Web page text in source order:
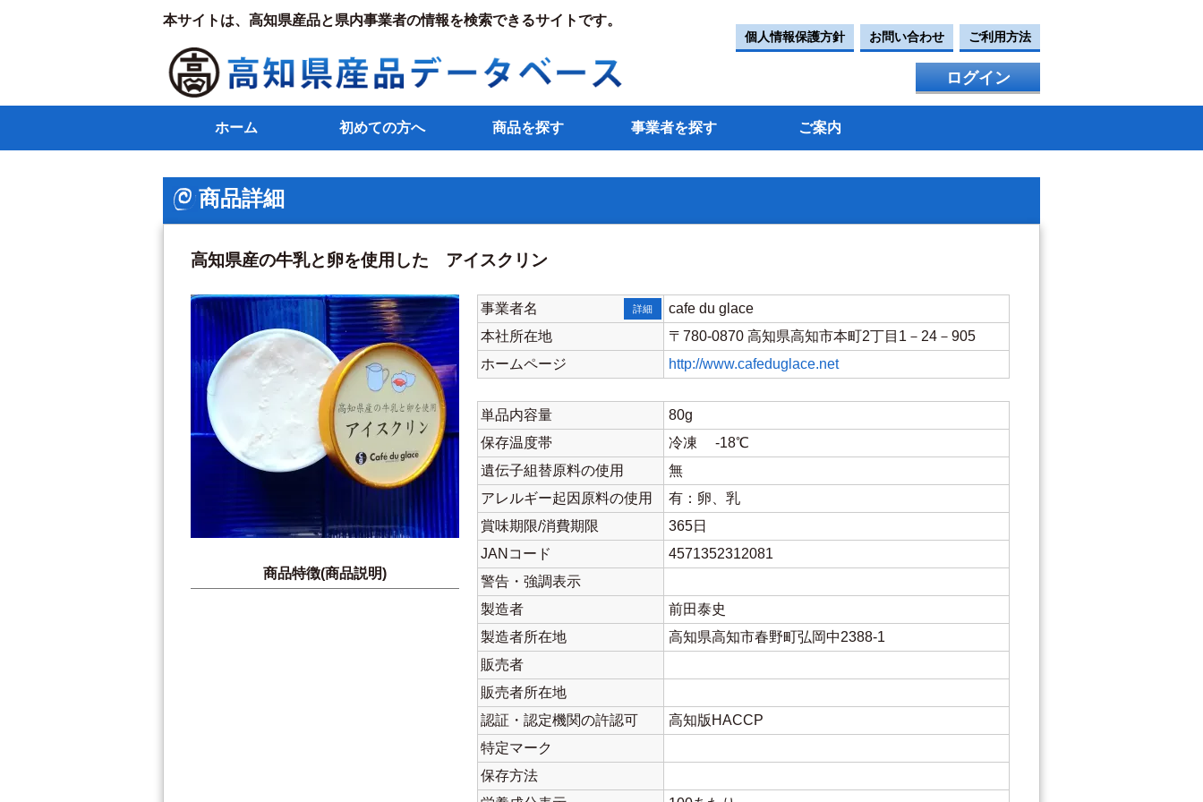
本サイトは、高知県産品と県内事業者の情報を検索できるサイトです。
個人情報保護方針 お問い合わせ ご利用方法
ログイン
ホーム 初めての方へ 商品を探す 事業者を探す ご案内
商品詳細
高知県産の牛乳と卵を使用した アイスクリン
商品特徴(商品説明)
事業者名 詳細
cafe du glace
本社所在地
〒780-0870 高知県高知市本町2丁目1－24－905
ホームページ
http://www.cafeduglace.net
単品内容量
80g
保存温度帯
冷凍 -18℃
遺伝子組替原料の使用
無
アレルギー起因原料の使用
有：卵、乳
賞味期限/消費期限
365日
JANコード
4571352312081
警告・強調表示
製造者
前田泰史
製造者所在地
高知県高知市春野町弘岡中2388-1
販売者
販売者所在地
認証・認定機関の許認可
高知版HACCP
特定マーク
保存方法